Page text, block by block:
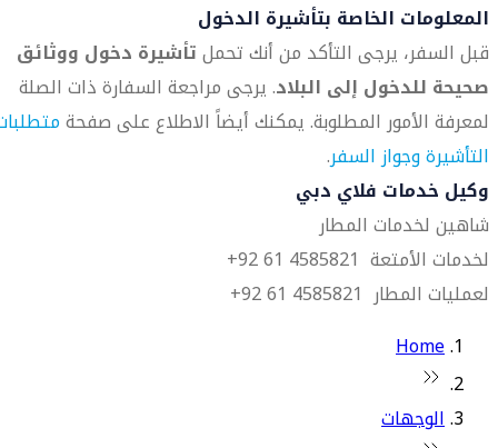
المعلومات الخاصة بتأشيرة الدخول
قبل السفر، يرجى التأكد من أنك تحملتأشيرة دخول ووثائق
صحيحة للدخول إلى البلاد. يرجى مراجعة السفارة ذات الصلة
لمعرفة الأمور المطلوبة. يمكنك أيضاً الاطلاع على صفحة
التأشيرة وجواز السفر.
وكيل خدمات فلاي دبي
شاهين لخدمات المطار
لخدمات الأمتعة 4585821 61 92+
لعمليات المطار 4585821 61 92+
Home
الوجهات